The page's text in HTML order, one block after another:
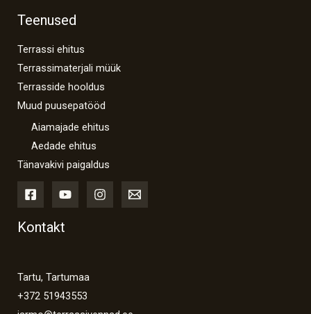
Teenused
Terrassi ehitus
Terrassimaterjali müük
Terrasside hooldus
Muud puusepatööd
Aiamajade ehitus
Aedade ehitus
Tänavakivi paigaldus
Kontakt
Tartu, Tartumaa
+372 51943553